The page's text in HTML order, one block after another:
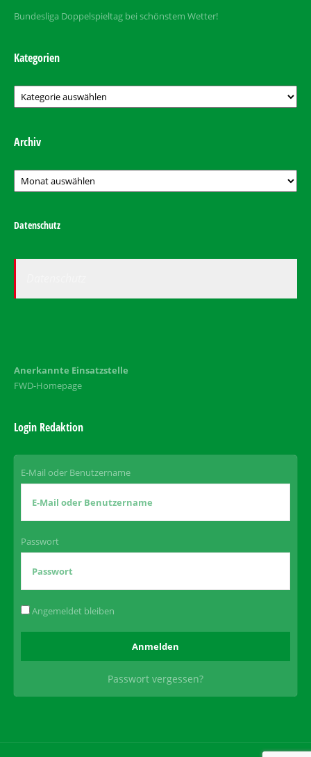
Bundesliga Doppelspieltag bei schönstem Wetter!
Kategorien
Kategorien
Archiv
Archiv
Datenschutz
Anerkannte Einsatzstelle
FWD-Homepage
Login Redaktion
E-Mail oder Benutzername
Passwort
Angemeldet bleiben
Passwort vergessen?